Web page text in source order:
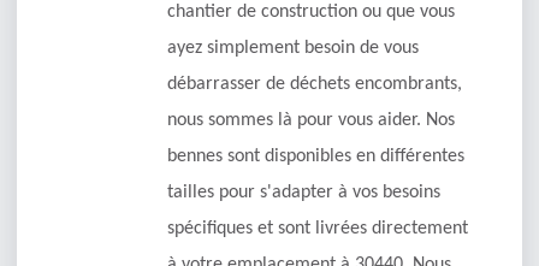
chantier de construction ou que vous
ayez simplement besoin de vous
débarrasser de déchets encombrants,
nous sommes là pour vous aider. Nos
bennes sont disponibles en différentes
tailles pour s'adapter à vos besoins
spécifiques et sont livrées directement